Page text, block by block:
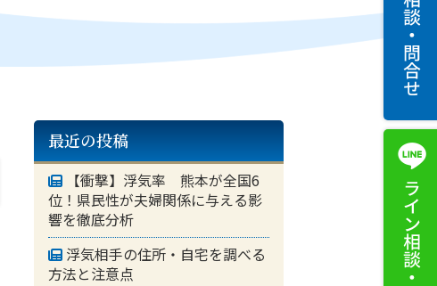
最近の投稿
【衝撃】浮気率 熊本が全国6
位！県民性が夫婦関係に与える影
響を徹底分析
浮気相手の住所・自宅を調べる
方法と注意点